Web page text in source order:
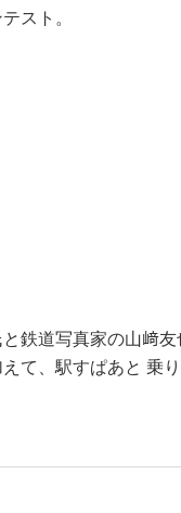
スト。
鉄道写真家の山﨑
て、駅すぱあと 乗